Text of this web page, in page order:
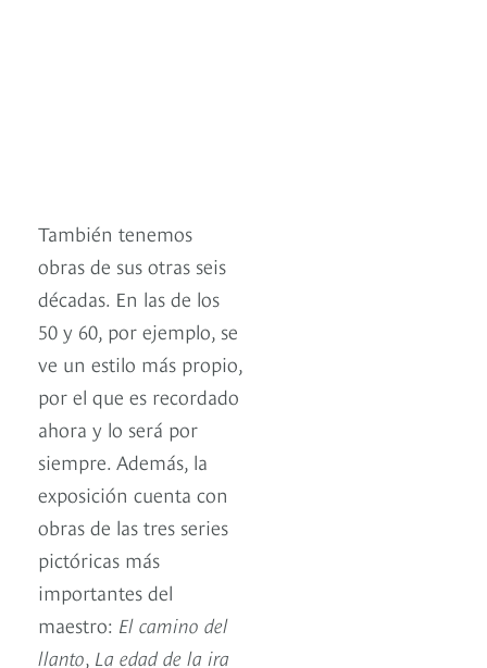
También tenemos
obras de sus otras seis
décadas. En las de los
50 y 60, por ejemplo, se
ve un estilo más propio,
por el que es recordado
ahora y lo será por
siempre. Además, la
exposición cuenta con
obras de las tres series
pictóricas más
importantes del
maestro: El camino del
llanto La edad de la ira